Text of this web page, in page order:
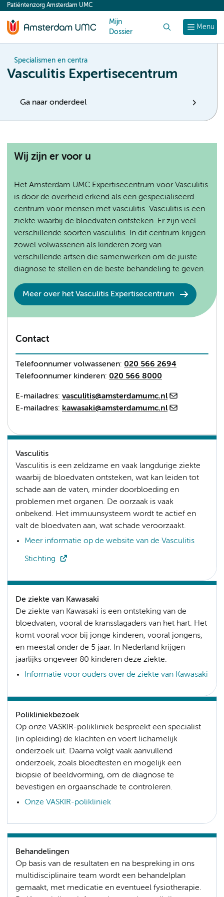
content
Menu
Patiëntenzorg Amsterdam UMC
Mijn
Dossier
Specialismen en centra
Vasculitis Expertisecentrum
Ga naar onderdeel
Wij zijn er voor u
Het Amsterdam UMC Expertisecentrum voor Vasculitis
is door de overheid erkend als een gespecialiseerd
centrum voor mensen met vasculitis. Vasculitis is een
ziekte waarbij de bloedvaten ontsteken. Er zijn veel
verschillende soorten vasculitis. In dit centrum krijgen
zowel volwassenen als kinderen zorg van
verschillende artsen die samenwerken om de juiste
diagnose te stellen en de beste behandeling te geven.
Meer over het Vasculitis Expertisecentrum
Contact
Telefoonnumer volwassenen: 020 566 2694
Telefoonnumer kinderen: 020 566 8000
E-mailadres: vasculitis@amsterdamumc.nl
E-mailadres: kawasaki@amsterdamumc.nl
Vasculitis
Vasculitis is een zeldzame en vaak langdurige ziekte
waarbij de bloedvaten ontsteken, wat kan leiden tot
schade aan de vaten, minder doorbloeding en
problemen met organen. De oorzaak is vaak
onbekend. Het immuunsysteem wordt te actief en
valt de bloedvaten aan, wat schade veroorzaakt.
Meer informatie op de website van de Vasculitis
Stichting
De ziekte van Kawasaki
De ziekte van Kawasaki is een ontsteking van de
bloedvaten, vooral de kransslagaders van het hart. Het
komt vooral voor bij jonge kinderen, vooral jongens,
en meestal onder de 5 jaar. In Nederland krijgen
jaarlijks ongeveer 80 kinderen deze ziekte.
Informatie voor ouders over de ziekte van Kawasaki
Polikliniekbezoek
Op onze VASKIR-polikliniek bespreekt een specialist
(in opleiding) de klachten en voert lichamelijk
onderzoek uit. Daarna volgt vaak aanvullend
onderzoek, zoals bloedtesten en mogelijk een
biopsie of beeldvorming, om de diagnose te
bevestigen en orgaanschade te controleren.
Onze VASKIR-polikliniek
Behandelingen
Op basis van de resultaten en na bespreking in ons
multidisciplinaire team wordt een behandelplan
gemaakt, met medicatie en eventueel fysiotherapie.